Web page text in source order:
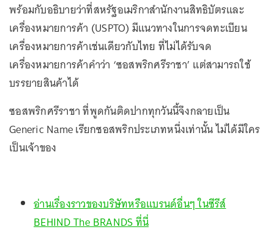
พร้อมกับอธิบายว่าที่สหรัฐอเมริกาสำนักงานสิทธิบัตรและ
เครื่องหมายการค้า (USPTO) มีแนวทางในการจดทะเบียน
เครื่องหมายการค้าเช่นเดียวกับไทย ที่ไม่ได้รับจด
เครื่องหมายการค้าคำว่า ‘ซอสพริกศรีราชา’ แต่สามารถใช้
บรรยายสินค้าได้
ซอสพริกศรีราชา ที่พูดกันติดปากทุกวันนี้จึงกลายเป็น
Generic Name เรียกซอสพริกประเภทหนึ่งเท่านั้น ไม่ได้มีใคร
เป็นเจ้าของ
อ่านเรื่องราวของบริษัทหรือแบรนด์อื่นๆ ในซีรีส์
BEHIND The BRANDS ที่นี่